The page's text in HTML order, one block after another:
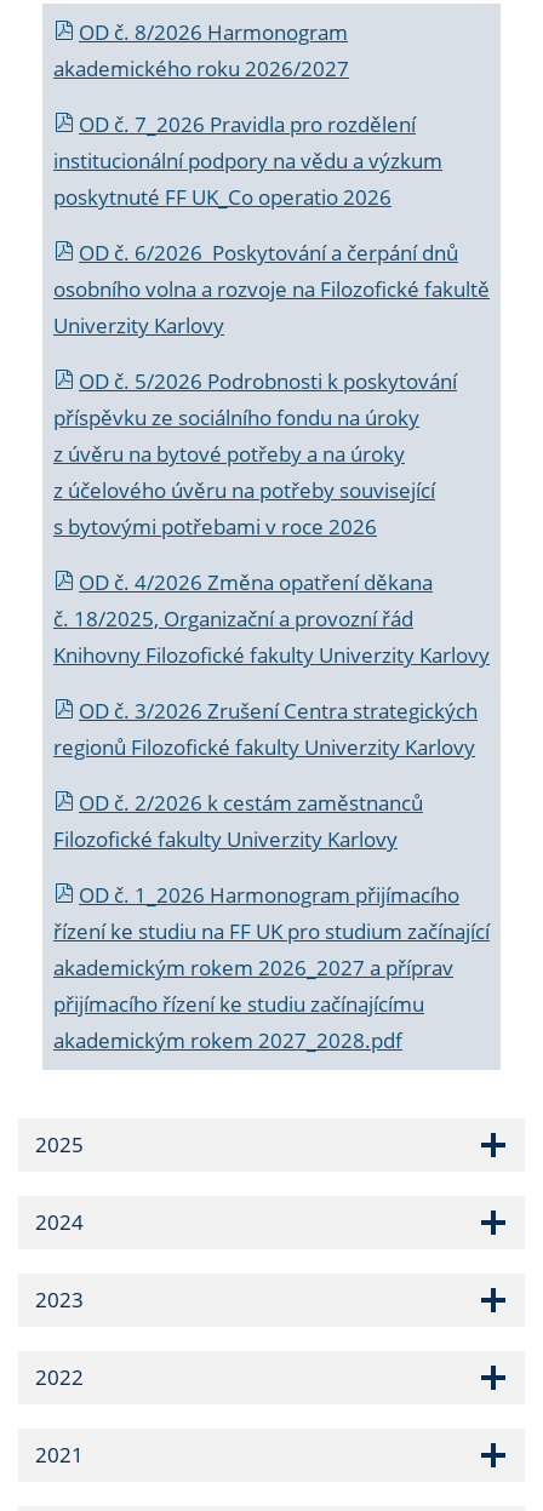
OD č. 8/2026 Harmonogram
akademického roku 2026/2027
OD č. 7_2026 Pravidla pro rozdělení
institucionální podpory na vědu a výzkum
poskytnuté FF UK_Co operatio 2026
OD č. 6/2026 Poskytování a čerpání dnů
osobního volna a rozvoje na Filozofické fakultě
Univerzity Karlovy
OD č. 5/2026 Podrobnosti k poskytování
příspěvku ze sociálního fondu na úroky
z úvěru na bytové potřeby a na úroky
z účelového úvěru na potřeby související
s bytovými potřebami v roce 2026
OD č. 4/2026 Změna opatření děkana
č. 18/2025, Organizační a provozní řád
Knihovny Filozofické fakulty Univerzity Karlovy
OD č. 3/2026 Zrušení Centra strategických
regionů Filozofické fakulty Univerzity Karlovy
OD č. 2/2026 k cestám zaměstnanců
Filozofické fakulty Univerzity Karlovy
OD č. 1_2026 Harmonogram přijímacího
řízení ke studiu na FF UK pro studium začínající
akademickým rokem 2026_2027 a příprav
přijímacího řízení ke studiu začínajícímu
akademickým rokem 2027_2028.pdf
2025
2024
2023
2022
2021